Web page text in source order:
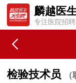
麟越医
专注医院招
检验技术员